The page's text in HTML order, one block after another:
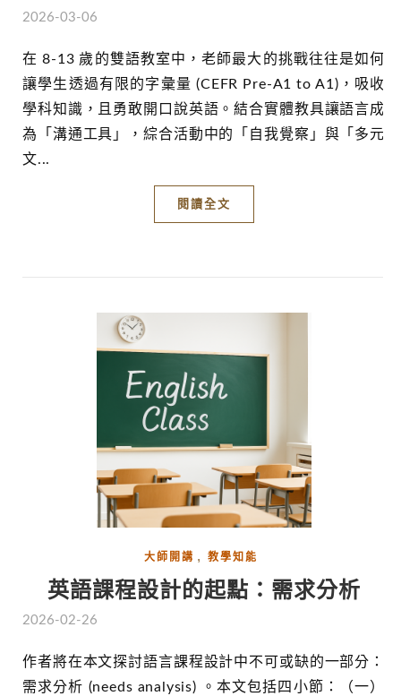
2026-03-06
在 8-13 歲的雙語教室中，老師最大的挑戰往往是如何
讓學生透過有限的字彙量 (CEFR Pre-A1 to A1)，吸收
學科知識，且勇敢開口說英語。結合實體教具讓語言成
為「溝通工具」，綜合活動中的「自我覺察」與「多元
文...
閱讀全文
大師開講 , 教學知能
英語課程設計的起點：需求分析
2026-02-26
作者將在本文探討語言課程設計中不可或缺的一部分：
需求分析 (needs analysis) 。本文包括四小節：（一）